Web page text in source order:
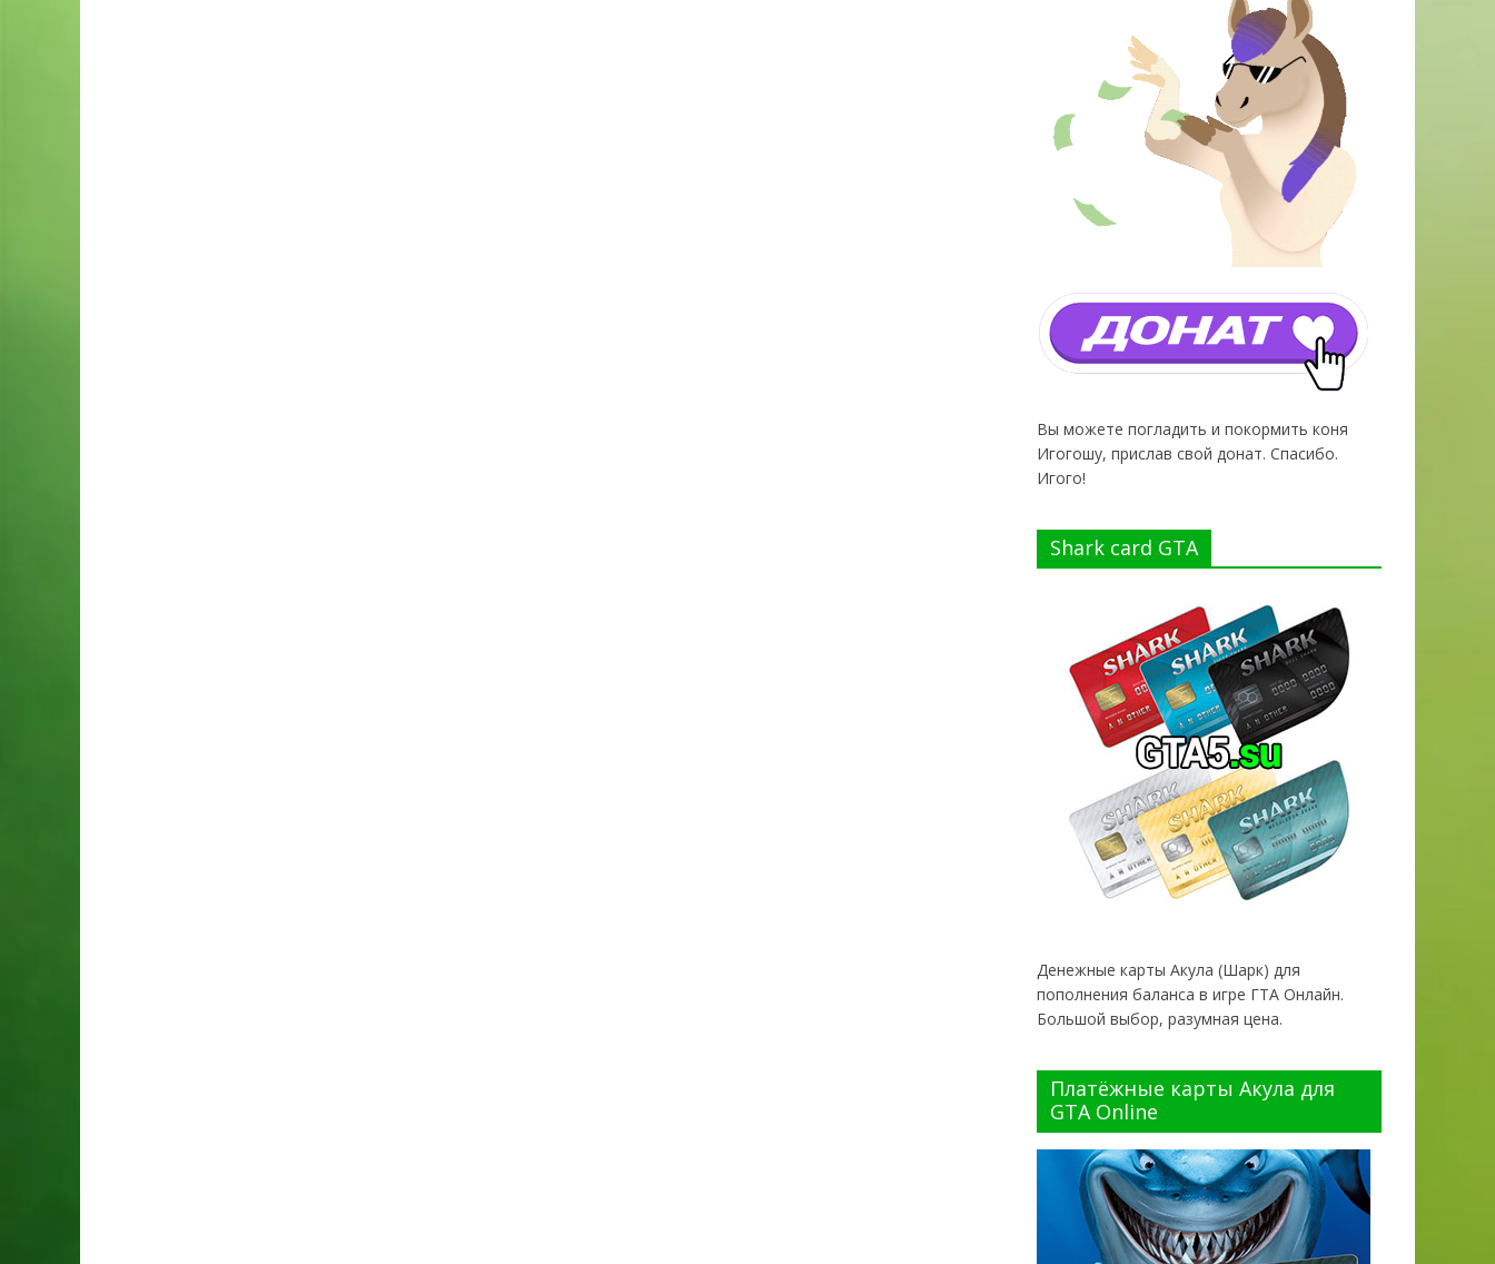
Вы можете погладить и покормить коня
Игогошу, прислав свой донат. Спасибо.
Игого!
Shark card GTA
Денежные карты Акула (Шарк) для
пополнения баланса в игре ГТА Онлайн.
Большой выбор, разумная цена.
Платёжные карты Акула для
GTA Online